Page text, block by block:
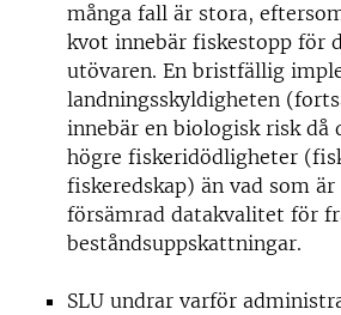
många fall är stora,
kvot innebär fiskestopp för
utövaren. En bristfällig
landningsskyldigheten
innebär en biologisk risk då
högre fiskeridödligheter
fiskeredskap) än vad som
försämrad datakvalitet för
beståndsuppskattningar.
SLU undrar varför